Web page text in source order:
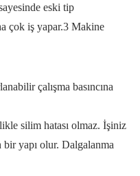
eski tip
çok iş yapar.3 Makine
çalışma basıncına
silim hatası olmaz. İşiniz
yapı olur. Dalgalanma